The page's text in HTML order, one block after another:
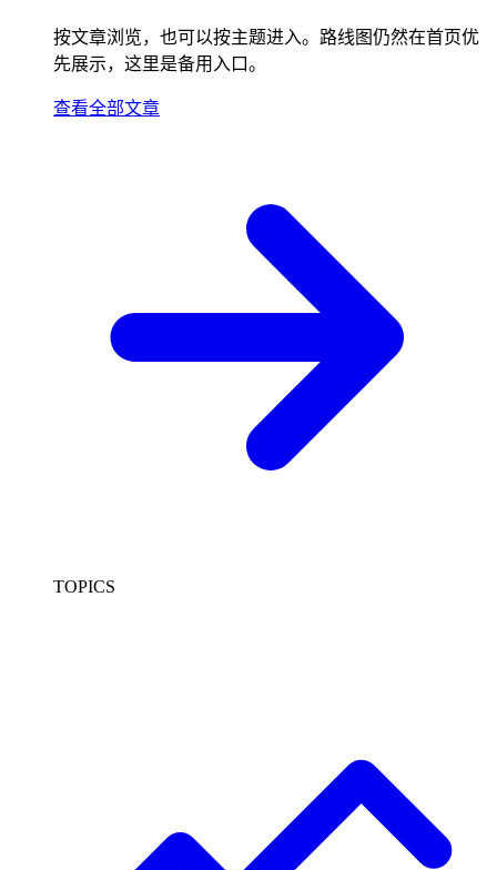
按文章浏览，也可以按主题进入。路线图仍然在首页优
先展示，这里是备用入口。
查看全部文章
TOPICS